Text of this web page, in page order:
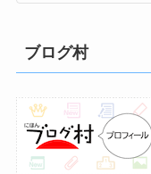
ブログ村